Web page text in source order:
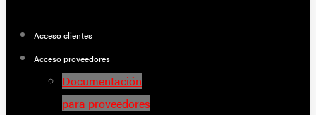
Acceso clientes
Acceso proveedores
Documentación
para proveedores